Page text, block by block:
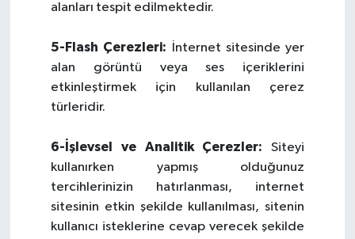
alanları tespit edilmektedir.
5-Flash Çerezleri: İnternet sitesinde yer
alan görüntü veya ses içeriklerini
etkinleştirmek için kullanılan çerez
türleridir.
6-İşlevsel ve Analitik Çerezler:Siteyi
kullanırken yapmış olduğunuz
tercihlerinizin hatırlanması, internet
sitesinin etkin şekilde kullanılması, sitenin
kullanıcı isteklerine cevap verecek şekilde